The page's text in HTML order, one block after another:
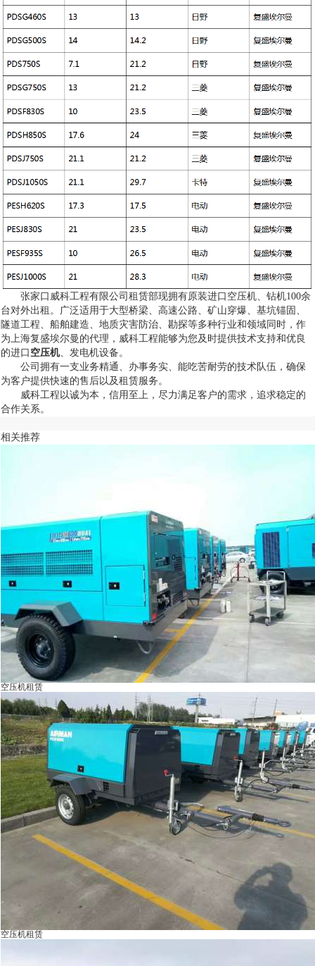
张家口威科工程有限公司租赁部现拥有原装进口 空压机 、钻机100余
台对外出租。广泛适用于大型桥梁、高速公路、矿山穿爆、基坑锚固、
隧道工程、船舶建造、地质灾害防治、勘探等多种行业和领域同时，作
为上海复盛埃尔曼的代理，威科工程能够为您及时提供技术支持和优良
的进口 空压机、发电机设备。
公司拥有一支业务精通、办事务实、能吃苦耐劳的技术队伍，确保
为客户提供快速的售后以及租赁服务。
威科工程以诚为本，信用至上，尽力满足客户的需求，追求稳定的
合作关系。
相关推荐
空压机租赁
空压机租赁